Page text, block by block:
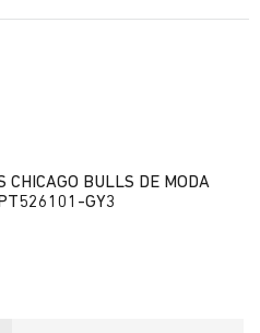
CHICAGO BULLS DE MODA
GY3